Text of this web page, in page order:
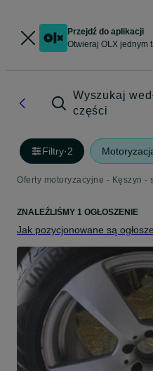
Przejdź do aplikacji
Otwieraj OLX jednym
Wyszukaj
części
Filtry·2
ZNALEŹLIŚMY 1 OGŁOSZENIE
Jak pozycjonowane są